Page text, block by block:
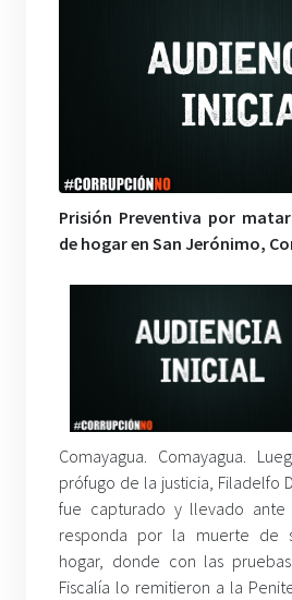
Prisión Preventiva por
de hogar en San Jerónimo,
Comayagua. Comayagua.
prófugo de la justicia, Filadelfo
fue capturado y llevado
responda por la muerte de
hogar, donde con las
Fiscalía lo remitieron a la